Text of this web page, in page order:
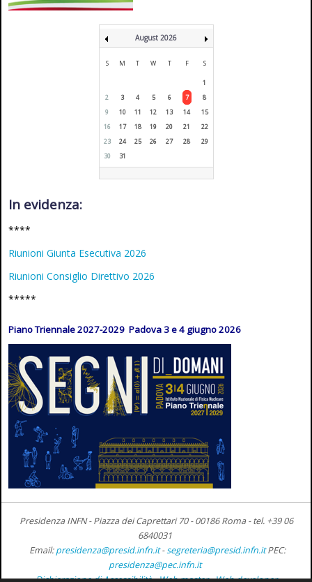
August 2026
S M T W T F S
1
2
3 4 5 6 7
8
9
10 11 12 13 14
15
16
17 18 19 20 21
22
23
24 25 26 27 28
29
30
31
In evidenza:
****
Riunioni Giunta Esecutiva 2026
Riunioni Consiglio Direttivo 2026
*****
Piano Triennale 2027-2029 Padova 3 e 4 giugno 2026
Presidenza INFN - Piazza dei Caprettari 70 - 00186 Roma -tel. +39 06
6840031
Email:presidenza@presid.infn.it-segreteria@presid.infn.it PEC:
presidenza@pec.infn.it